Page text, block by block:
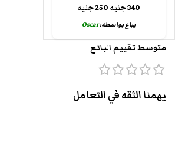
340جنيه250جنيه
يباع بواسطة:Oscar
متوسط تقييم البائع
يهمنا الثقه في التعامل